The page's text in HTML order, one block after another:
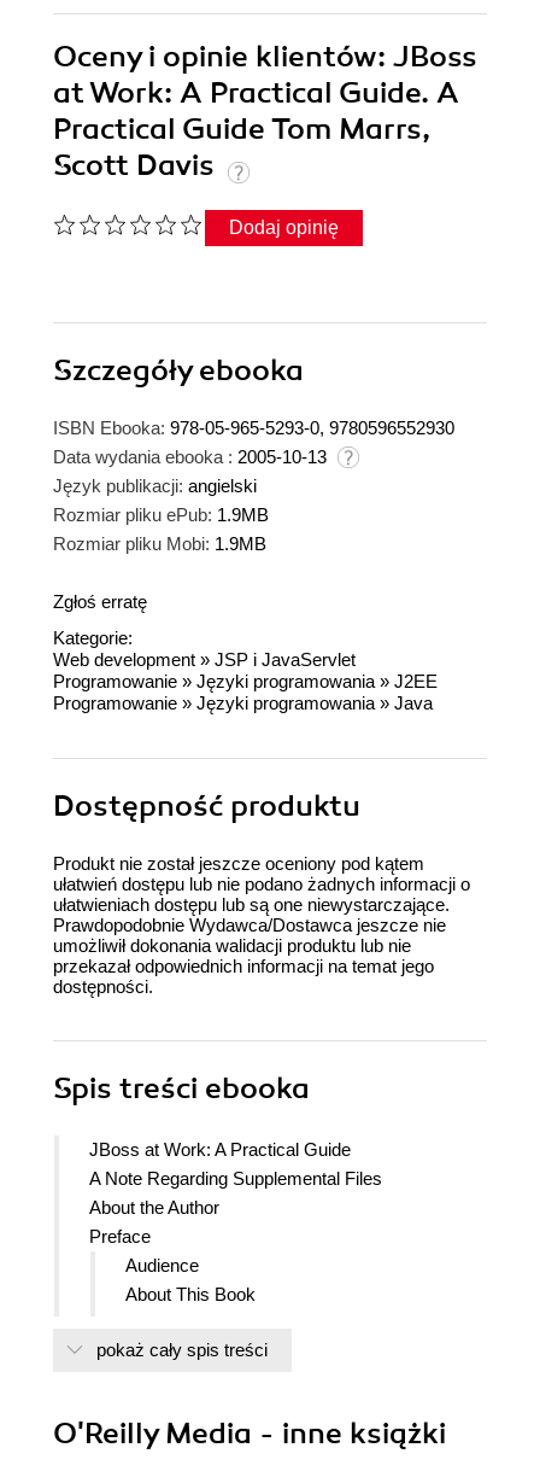
Oceny i opinie klientów: JBoss
at Work: A Practical Guide. A
Practical Guide Tom Marrs,
Scott Davis
Dodaj opinię
Szczegółyebooka
ISBN Ebooka: 978-05-965-5293-0, 9780596552930
Data wydania ebooka : 2005-10-13
Język publikacji: angielski
Rozmiar pliku ePub: 1.9MB
Rozmiar pliku Mobi: 1.9MB
Zgłoś erratę
Kategorie:
Web development » JSP i JavaServlet
Programowanie » Języki programowania » J2EE
Programowanie » Języki programowania » Java
Dostępność produktu
Produkt nie został jeszcze oceniony pod kątem
ułatwień dostępu lub nie podano żadnych informacji o
ułatwieniach dostępu lub są one niewystarczające.
Prawdopodobnie Wydawca/Dostawca jeszcze nie
umożliwił dokonania walidacji produktu lub nie
przekazał odpowiednich informacji na temat jego
dostępności.
Spis treści ebooka
JBoss at Work: A Practical Guide
A Note Regarding Supplemental Files
About the Author
Preface
Audience
About This Book
Conventions Used in This Book
Comments and Questions
pokaż cały spis treści
O'Reilly Media - inne książki